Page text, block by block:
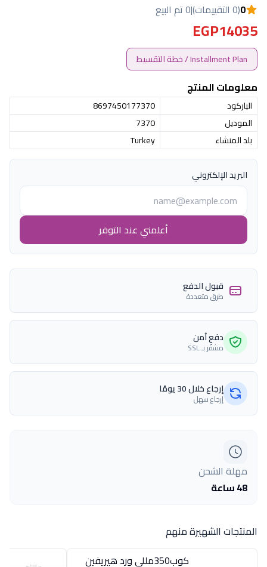
0(0 التقييمات) |0 تم البيع
EGP14035
Installment Plan / خطة التقسيط
معلومات المنتج
الباركود
8697450177370
الموديل
7370
بلد المنشاء
Turkey
البريد الإلكتروني
أعلمني عند التوفر
قبول الدفع
طرق متعددة
دفع آمن
مشفّر بـ SSL
إرجاع خلال 30 يومًا
إرجاع سهل
مهلة الشحن
48 ساعة
المنتجات الشهيرة منهم
كوب350مللى ورد هيريفين